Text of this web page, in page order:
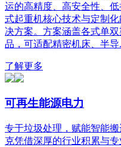
运的高精度、高安全性、
式起重机核心技术与定制
决方案。方案涵盖各式单
品，可适配精密机床、半导
了解更多
可再生能源电力
专于垃圾处理，赋能智能
克凭借深厚的行业积累与